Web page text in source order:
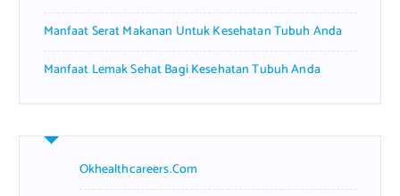
Manfaat Serat Makanan Untuk Kesehatan Tubuh Anda
Manfaat Lemak Sehat Bagi Kesehatan Tubuh Anda
Okhealthcareers.com